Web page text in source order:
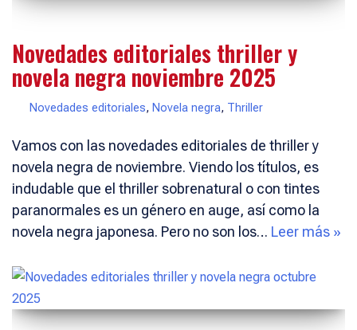
Novedades editoriales thriller y
novela negra noviembre 2025
Novedades editoriales, Novela negra, Thriller
Vamos con las novedades editoriales de thriller y
novela negra de noviembre. Viendo los títulos, es
indudable que el thriller sobrenatural o con tintes
paranormales es un género en auge, así como la
novela negra japonesa. Pero no son los… Leer más »